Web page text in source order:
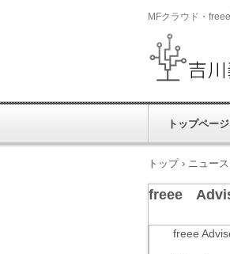
MFクラウド・
トップページ
トップ › ニュース
freee
freee